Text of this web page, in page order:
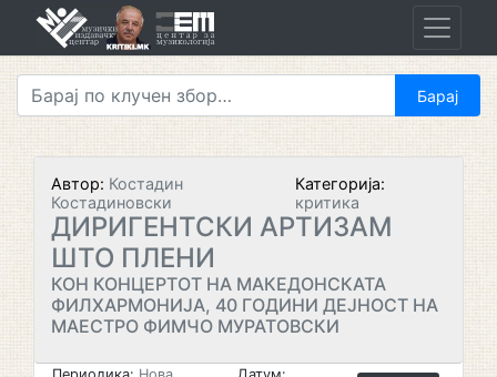
Автор: Костадин
Костадиновски
Категорија:
критика
ДИРИГЕНТСКИ АРТИЗАМ
ШТО ПЛЕНИ
КОН КОНЦЕРТОТ НА МАКЕДОНСКАТА
ФИЛХАРМОНИЈА, 40 ГОДИНИ ДЕЈНОСТ НА
МАЕСТРО ФИМЧО МУРАТОВСКИ